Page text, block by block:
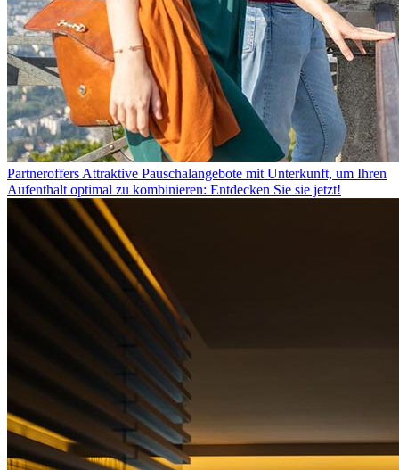
Partneroffers Attraktive Pauschalangebote mit Unterkunft, um Ihren
Aufenthalt optimal zu kombinieren: Entdecken Sie sie jetzt!